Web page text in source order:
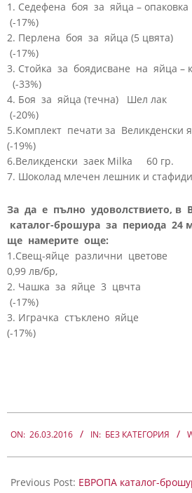
1. Седефена боя за яйца –
(-17%)
2. Перлена боя за яйца (5
(-17%)
3. Стойка за боядисване на яйца –
(-33%)
4. Боя за яйца (течна) Шел
(-20%)
5.Комплект печати за
(-19%)
6.Великденски заек Milka 60
7. Шоколад млечен лешник и
За да е пълно удоволствието, в
каталог-брошура за периода 24
ще намерите още:
1.Свещ-яйце различни
0,99 лв/бр,
2. Чашка за яйце 3
(-17%)
3. Играчка стъклено
(-17%)
03-
ON: 26.03.2016 IN: БЕЗ КАТЕГОРИЯ
Previous Post: ЕВРОПА каталог-